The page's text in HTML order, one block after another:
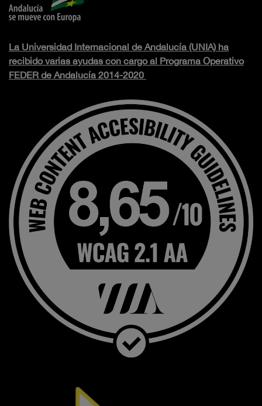
La Universidad Internacional de Andalucía (UNIA) ha
recibido varias ayudas con cargo al Programa Operativo
FEDER de Andalucía 2014-2020